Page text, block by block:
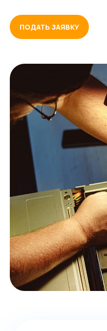
ПОДАТЬ ЗАЯВКУ
8 часов
Очная /
14 человек
длительность
в группе